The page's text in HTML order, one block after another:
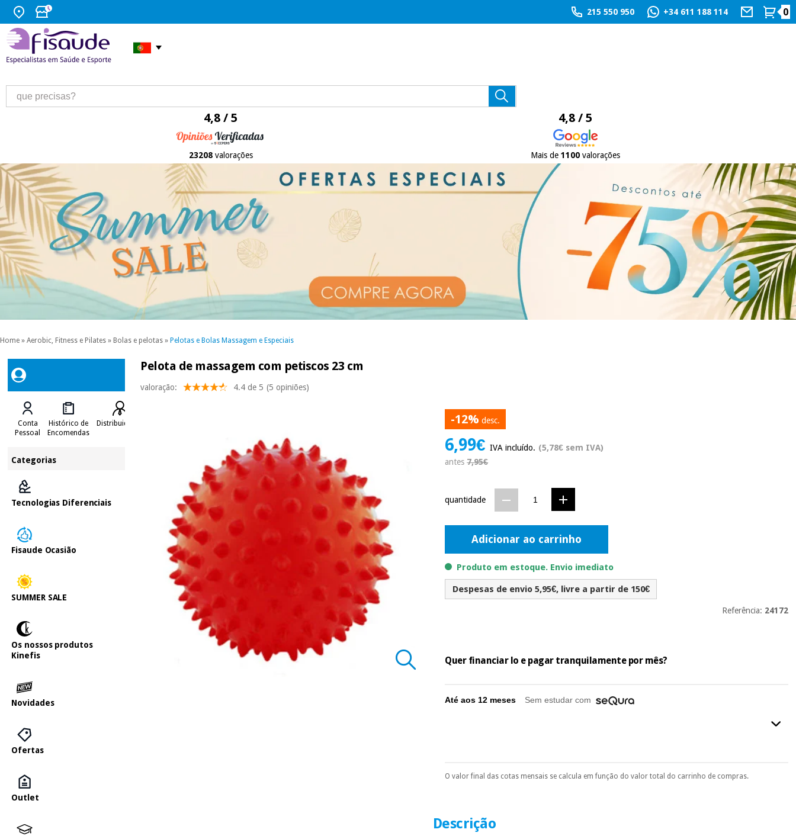
215 550 950 +34 611 188 114 0
4,8 / 5
23208valorações
4,8 / 5
Mais de 1100valorações
Home » Aerobic, Fitness e Pilates » Bolas e pelotas » Pelotas e Bolas Massagem e Especiais
Conta
Pessoal
Histórico de
Encomendas
Distribuidores
Categorias
Tecnologias Diferenciais
Fisaude Ocasião
SUMMER SALE
Os nossos produtos
Kinefis
Novidades
Ofertas
Outlet
Pelota de massagem com petiscos 23 cm
valoração: 4.4 de 5 (5 opiniões)
-12% desc.
6,99€IVA incluído. (5,78€ sem IVA)
antes7,95€
quantidade
Adicionar ao carrinho
Produto em estoque. Envio imediato
Despesas de envio 5,95€, livre a partir de 150€
Referência: 24172
Quer financiar lo e pagar tranquilamente por mês?
Até aos 12 meses Sem estudar com
Pode escolhê-lo no final do processo de compra, ao escolher o método de pagamento.
É gratuito para si
O valor final das cotas mensais se calcula em função do valor total do carrinho de compras.
Descrição